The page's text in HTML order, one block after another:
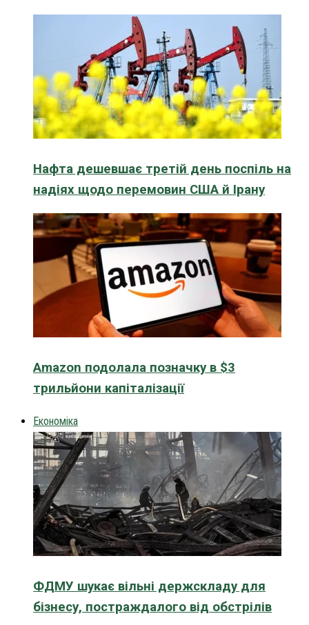
Нафта дешевшає третій день поспіль на
надіях щодо перемовин США й Ірану
Amazon подолала позначку в $3
трильйони капіталізації
Економіка
ФДМУ шукає вільні держскладу для
бізнесу, постраждалого від обстрілів